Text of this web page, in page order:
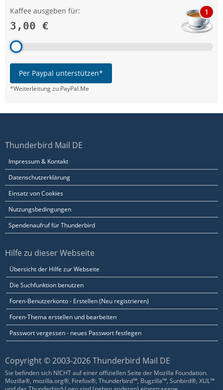
Kaffee ausgeben für:
3,00 €
1
Per Paypal unterstützen*
*Weiterleitung zu PayPal.Me
Thunderbird Mail DE
Impressum & Kontakt
Datenschutzerklärung
Einsatz von Cookies
Nutzungsbedingungen
Spendenaufruf für Thunderbird
Hilfe zu dieser Webseite
Übersicht der Hilfe zur Webseite
Die Suchfunktion benutzen
Foren-Benutzerkonto - Erstellen (Neu registrieren)
Foren-Thema erstellen und bearbeiten
Passwort vergessen - neues Passwort festlegen
Copyright © 2003-2026 Thunderbird Mail DE
Sie befinden sich NICHT auf einer offiziellen Seite der Mozilla Foundation.
Mozilla®, mozilla.org®, Firefox®, Thunderbird™, Bugzilla™, Sunbird®, XUL™